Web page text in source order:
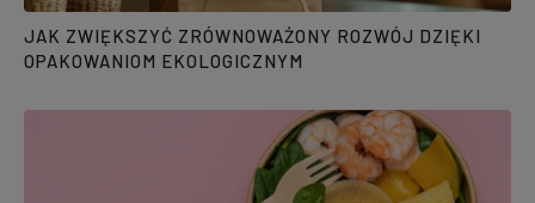
JAK ZWIĘKSZYĆ ZRÓWNOWAŻONY ROZWÓJ DZIĘKI
OPAKOWANIOM EKOLOGICZNYM